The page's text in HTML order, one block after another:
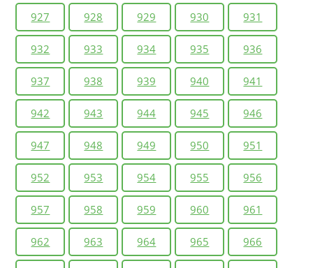
927 928 929 930 931
932 933 934 935 936
937 938 939 940 941
942 943 944 945 946
947 948 949 950 951
952 953 954 955 956
957 958 959 960 961
962 963 964 965 966